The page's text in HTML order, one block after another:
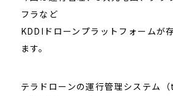
フラなど
KDDIドローンプラットフォームが
ます。
テラドローンの運行管理システム